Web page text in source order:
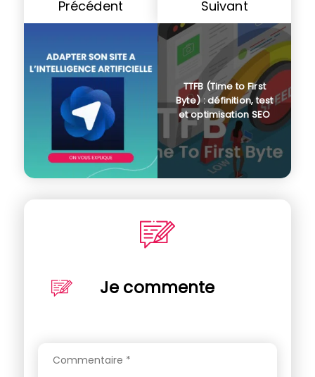
Précédent Suivant
TTFB (Time to First
Byte) : définition, test
et optimisation SEO
Je commente